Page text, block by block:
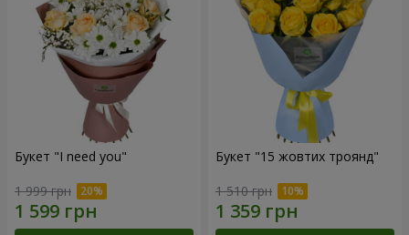
Букет "I need you"
1 999 грн
Букет "15 жовтих троянд"
1 510 грн